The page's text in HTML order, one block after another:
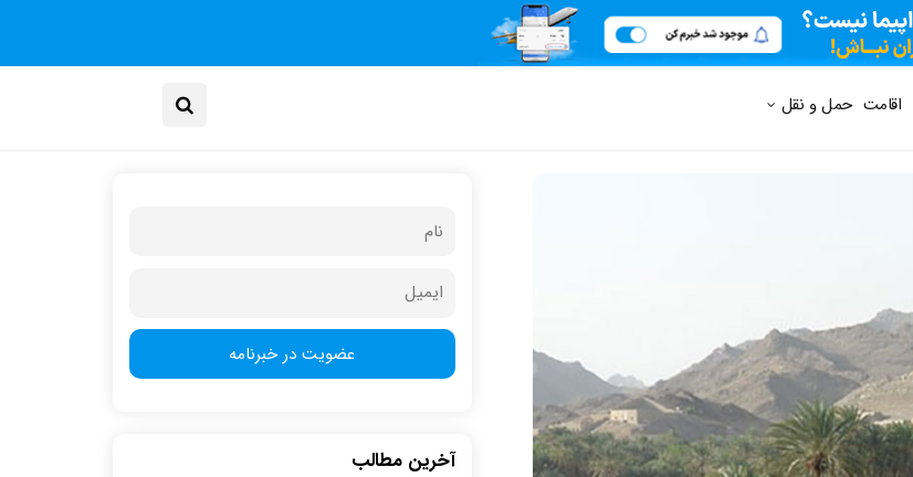
اقامت حمل و نقل
آخرین مطالب